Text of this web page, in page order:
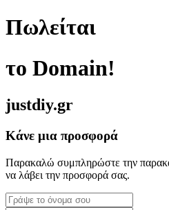
Πωλείται
το Domain!
justdiy.gr
Κάνε μια προσφορά
Παρακαλώ συμπληρώστε την
να λάβει την προσφορά σας.